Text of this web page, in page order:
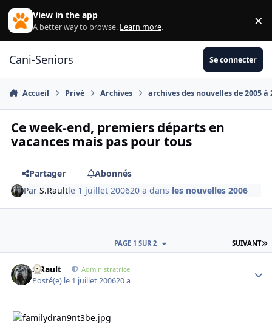
Aller au contenu
View in the app
A better way to browse. Learn more. ×
Cani-Seniors Se connecter
Accueil Privé Archives archives des nouvelles de 2005 à
Ce week-end, premiers départs en
vacances mais pas pour tous
Partager
Abonnés
ParS.Raultle 1 juillet 200620 a dans les nouvelles 2006
SUIVANT
PAGE 1 SUR 2
S.Rault Administratrice
Posté(e) le 1 juillet 200620 a